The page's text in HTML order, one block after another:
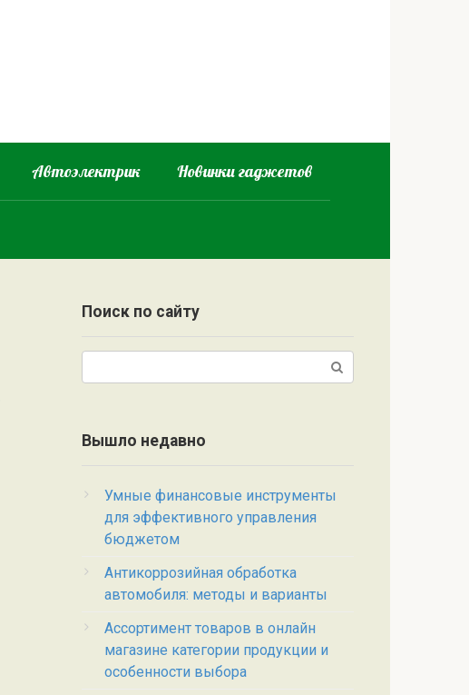
Автоэлектрик Новинки гаджетов
Поиск по сайту
Вышло недавно
Умные финансовые инструменты
для эффективного управления
бюджетом
Антикоррозийная обработка
автомобиля: методы и варианты
Ассортимент товаров в онлайн
магазине категории продукции и
особенности выбора